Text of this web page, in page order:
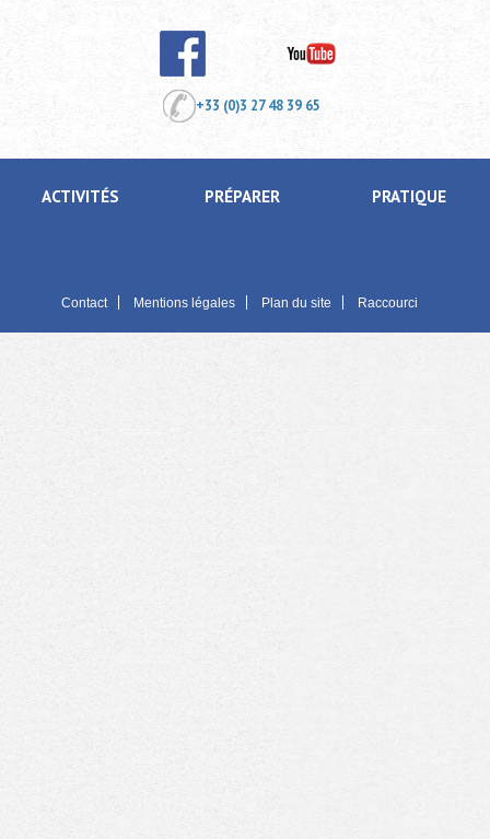
+33 (0)3 27 48 39 65
ACTIVITÉS PRÉPARER PRATIQUE
Contact Mentions légales Plan du site Raccourci